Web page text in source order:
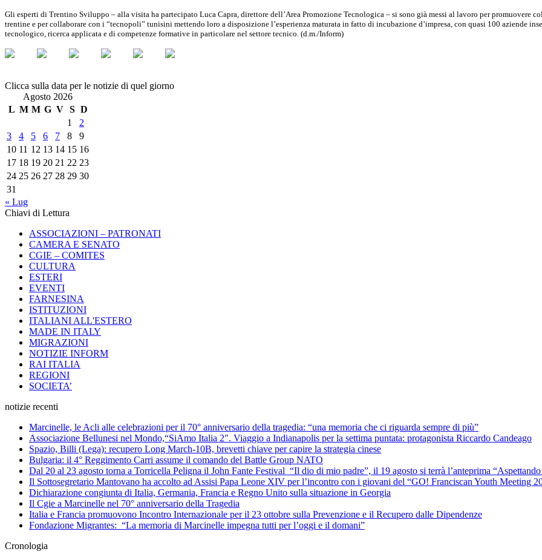
Gli esperti di Trentino Sviluppo – alla visita ha partecipato Luca Capra, direttore dell’Area Promozione Tecnologica – si sono già messi al lavoro per
trentine e per collaborare con i “tecnopoli” tunisini mettendo loro a disposizione l’esperienza maturata in fatto di incubazione d’impresa, con quasi 100 aziende
tecnologico, ricerca applicata e di competenze formative in particolare nel settore tecnico. (d.m./Inform)
Clicca sulla data per le notizie di quel giorno
Agosto 2026
L M M G V S D
1
2
3
4 5 6 7 8
9
10 11 12 13 14 15 16
17 18 19 20 21 22 23
24 25 26 27 28 29 30
31
« Lug
Chiavi di Lettura
ASSOCIAZIONI – PATRONATI
CAMERA E SENATO
CGIE – COMITES
CULTURA
ESTERI
EVENTI
FARNESINA
ISTITUZIONI
ITALIANI ALL'ESTERO
MADE IN ITALY
MIGRAZIONI
NOTIZIE INFORM
RAI ITALIA
REGIONI
SOCIETA’
notizie recenti
Marcinelle, le Acli alle celebrazioni per il 70° anniversario della tragedia: “una memoria che ci riguarda sempre di più”
Associazione Bellunesi nel Mondo,“SiAmo Italia 2″. Viaggio a Indianapolis per la settima puntata: protagonista Riccardo Candeago
Spazio, Billi (Lega): recupero Long March-10B, brevetti chiave per capire la strategia cinese
Bulgaria: il 4° Reggimento Carri assume il comando del Battle Group NATO
Dal 20 al 23 agosto torna a Torricella Peligna il John Fante Festival “Il dio di mio padre”, il 19 agosto si terrà l’anteprima
Il Sottosegretario Mantovano ha accolto ad Assisi Papa Leone XIV per l’incontro con i giovani del “GO! Franciscan Youth Meeting
Dichiarazione congiunta di Italia, Germania, Francia e Regno Unito sulla situazione in Georgia
Il Cgie a Marcinelle nel 70° anniversario della Tragedia
Italia e Francia promuovono Incontro Internazionale per il 23 ottobre sulla Prevenzione e il Recupero dalle Dipendenze
Fondazione Migrantes: “La memoria di Marcinelle impegna tutti per l’oggi e il domani”
Cronologia